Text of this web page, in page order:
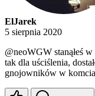
ElJarek
5 sierpnia 2020
@neoWGW stanąłeś
tak dla uściślenia,
gnojowników w